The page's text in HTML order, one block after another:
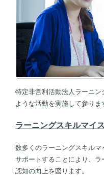
特定非営利活動法人ラーニ
ような活動を実施して参りま
ラーニングスキルマイ
数多くのラーニングスキル
サポートすることにより、
認知の向上を図ります。